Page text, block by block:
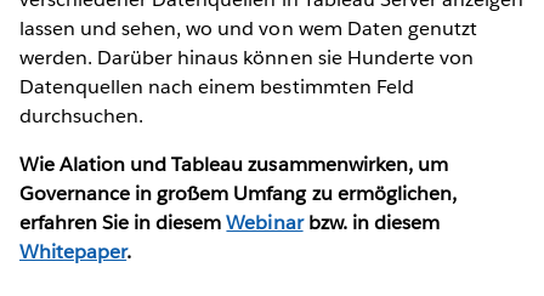
lassen und sehen, wo und von wem Daten genutzt
werden. Darüber hinaus können sie Hunderte von
Datenquellen nach einem bestimmten Feld
durchsuchen.
Wie Alation und Tableau zusammenwirken, um
Governance in großem Umfang zu ermöglichen,
erfahren Sie in diesemWebinarbzw. in diesem
Whitepaper.